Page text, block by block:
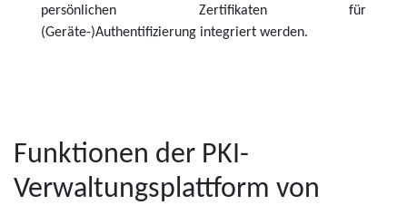
persönlichen Zertifikaten für
(Geräte-)Authentifizierung integriert werden.
Funktionen der PKI-
Verwaltungsplattform von